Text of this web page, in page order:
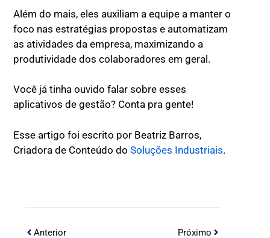
Além do mais, eles auxiliam a equipe a manter o
foco nas estratégias propostas e automatizam
as atividades da empresa, maximizando a
produtividade dos colaboradores em geral.
Você já tinha ouvido falar sobre esses
aplicativos de gestão? Conta pra gente!
Esse‌ ‌artigo‌ ‌foi‌ ‌escrito‌ ‌por‌ ‌Beatriz‌ ‌Barros,‌
‌Criadora‌ ‌de‌ ‌Conteúdo‌ ‌do‌ ‌‌Soluções‌ ‌Industriais‌.‌
Anterior Próximo